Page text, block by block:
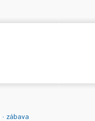
· zábava